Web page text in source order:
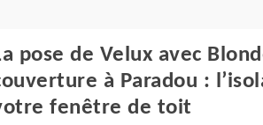
pose de Velux avec
à Paradou :
fenêtre de toit